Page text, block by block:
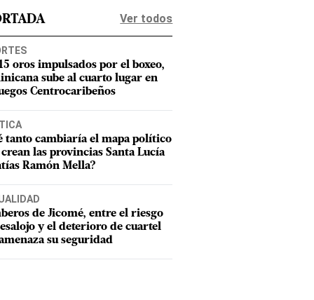
Ver todos
oros impulsados por el boxeo,
sube al cuarto lugar en
Centrocaribeños
tanto cambiaría el mapa político
crean las provincias Santa Lucía
Ramón Mella?
de Jicomé, entre el riesgo
y el deterioro de cuartel
su seguridad